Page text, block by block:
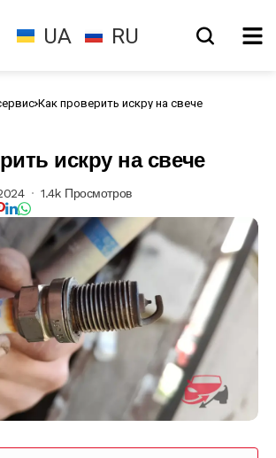
UA RU
Как проверить искру на свече
искру на свече
1.4k Просмотров